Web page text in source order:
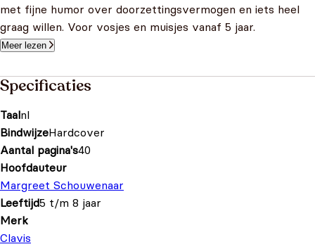
met fijne humor over doorzettingsvermogen en iets heel
graag willen. Voor vosjes en muisjes vanaf 5 jaar.
Meer lezen
Specificaties
Taalnl
BindwijzeHardcover
Aantal pagina's40
Hoofdauteur
Margreet Schouwenaar
Leeftijd5 t/m 8 jaar
Merk
Clavis